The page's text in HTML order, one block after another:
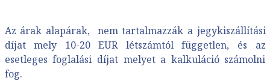
Az árak alapárak, nem tartalmazzák a jegykiszállítási
díjat mely 10-20 EUR létszámtól független, és az
esetleges foglalási díjat melyet a kalkuláció számolni
fog.